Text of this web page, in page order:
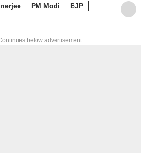
PM Modi
BJP
below advertisement